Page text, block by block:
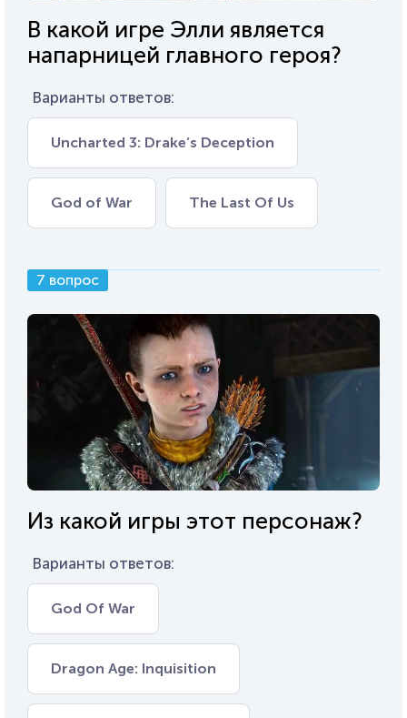
В какой игре Элли является
напарницей главного героя?
Варианты ответов:
Uncharted 3: Drake’s Deception
God of War The Last Of Us
7 вопрос
Из какой игры этот персонаж?
Варианты ответов:
God Of War
Dragon Age: Inquisition